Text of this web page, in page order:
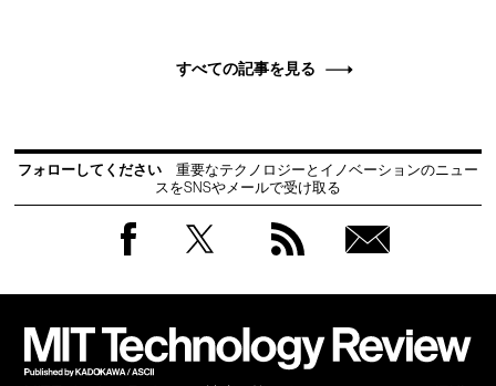
すべての記事を見る
フォローしてください
重要なテクノロジーとイノベーションのニュー
スをSNSやメールで受け取る